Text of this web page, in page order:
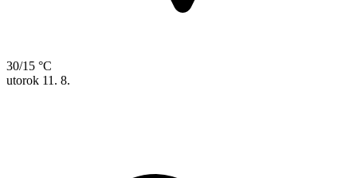
30/15 °C
utorok 11. 8.